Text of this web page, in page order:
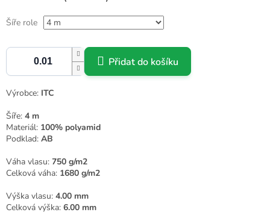
Šíře role
Přidat do košíku
Výrobce: ITC
Šíře: 4 m
Materiál: 100% polyamid
Podklad: AB
Váha vlasu: 750 g/m2
Celková váha: 1680 g/m2
Výška vlasu: 4.00 mm
Celková výška: 6.00 mm